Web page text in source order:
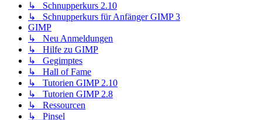
↳ Schnupperkurs 2.10
↳ Schnupperkurs für Anfänger GIMP 3
GIMP
↳ Neu Anmeldungen
↳ Hilfe zu GIMP
↳ Gegimptes
↳ Hall of Fame
↳ Tutorien GIMP 2.10
↳ Tutorien GIMP 2.8
↳ Ressourcen
↳ Pinsel